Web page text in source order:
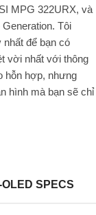
MPG 322URX, và
Tôi
nhất để bạn có
vời nhất với thông
hỗn hợp, nhưng
hình mà bạn sẽ chỉ
OLED SPECS